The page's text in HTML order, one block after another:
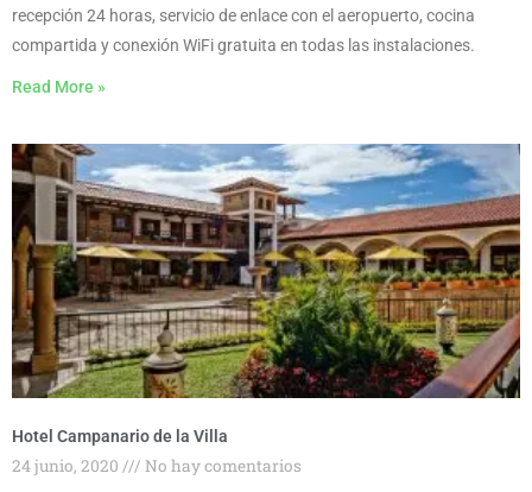
recepción 24 horas, servicio de enlace con el aeropuerto, cocina
compartida y conexión WiFi gratuita en todas las instalaciones.
Read More »
Hotel Campanario de la Villa
24 junio, 2020 No hay comentarios